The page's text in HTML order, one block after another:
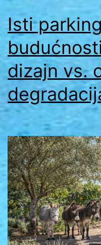
Isti
dizajn vs.